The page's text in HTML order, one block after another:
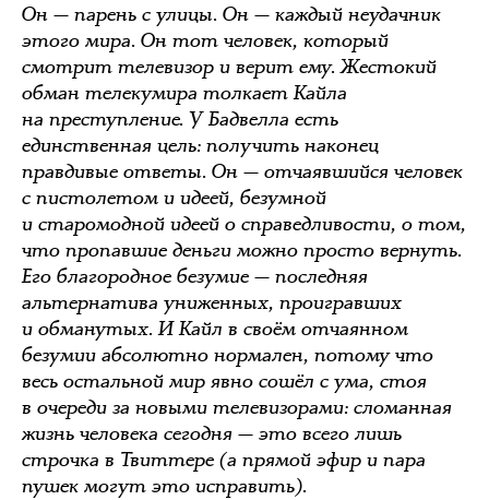
Он — парень с улицы. Он — каждый неудачник
этого мира. Он тот человек, который
смотрит телевизор и верит ему. Жестокий
обман телекумира толкает Кайла
на преступление. У Бадвелла есть
единственная цель: получить наконец
правдивые ответы. Он — отчаявшийся человек
с пистолетом и идеей, безумной
и старомодной идеей о справедливости, о том,
что пропавшие деньги можно просто вернуть.
Его благородное безумие — последняя
альтернатива униженных, проигравших
и обманутых. И Кайл в своём отчаянном
безумии абсолютно нормален, потому что
весь остальной мир явно сошёл с ума, стоя
в очереди за новыми телевизорами: сломанная
жизнь человека сегодня — это всего лишь
строчка в Твиттере (а прямой эфир и пара
пушек могут это исправить).